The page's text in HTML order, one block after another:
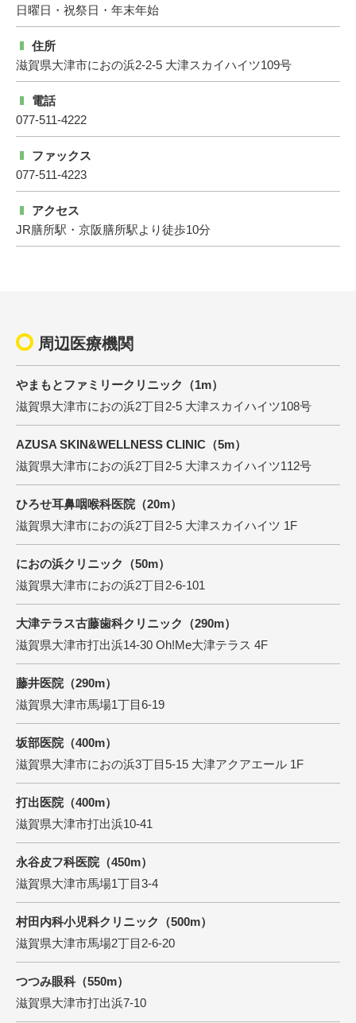
日曜日・祝祭日・年末年始
住所
滋賀県大津市におの浜2-2-5 大津スカイハイツ109号
電話
077-511-4222
ファックス
077-511-4223
アクセス
JR膳所駅・京阪膳所駅より徒歩10分
周辺医療機関
やまもとファミリークリニック（1m）
滋賀県大津市におの浜2丁目2-5 大津スカイハイツ108号
AZUSA SKIN&WELLNESS CLINIC（5m）
滋賀県大津市におの浜2丁目2-5 大津スカイハイツ112号
ひろせ耳鼻咽喉科医院（20m）
滋賀県大津市におの浜2丁目2-5 大津スカイハイツ 1F
におの浜クリニック（50m）
滋賀県大津市におの浜2丁目2-6-101
大津テラス古藤歯科クリニック（290m）
滋賀県大津市打出浜14-30 Oh!Me大津テラス 4F
藤井医院（290m）
滋賀県大津市馬場1丁目6-19
坂部医院（400m）
滋賀県大津市におの浜3丁目5-15 大津アクアエール 1F
打出医院（400m）
滋賀県大津市打出浜10-41
永谷皮フ科医院（450m）
滋賀県大津市馬場1丁目3-4
村田内科小児科クリニック（500m）
滋賀県大津市馬場2丁目2-6-20
つつみ眼科（550m）
滋賀県大津市打出浜7-10